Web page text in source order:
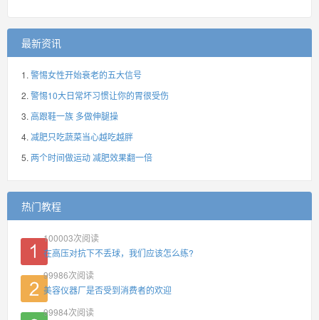
最新资讯
警惕女性开始衰老的五大信号
警惕10大日常坏习惯让你的胃很受伤
高跟鞋一族 多做伸腿操
减肥只吃蔬菜当心越吃越胖
两个时间做运动 减肥效果翻一倍
热门教程
100003次阅读
在高压对抗下不丢球，我们应该怎么练?
99986次阅读
美容仪器厂是否受到消费者的欢迎
99984次阅读